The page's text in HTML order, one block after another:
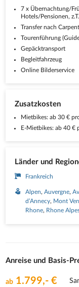
7 x Übernachtung/
Hotels/Pensionen,
Transfer nach
Tourenführung
Gepäcktransport
Begleitfahrzeug
Online Bilderservice
Zusatzkosten
Mietbikes: ab 30 €
E-Mietbikes: ab 40 €
Länder und
Frankreich
Alpen Auvergne
d’Annecy Mont
Rhone Rhone
Anreise und Basis-
ab 1.799,- €